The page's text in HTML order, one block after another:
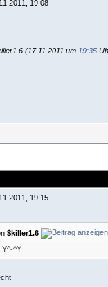
19:08
(17.11.2011 um 19:35
19:15
$killer1.6
Y^-^Y